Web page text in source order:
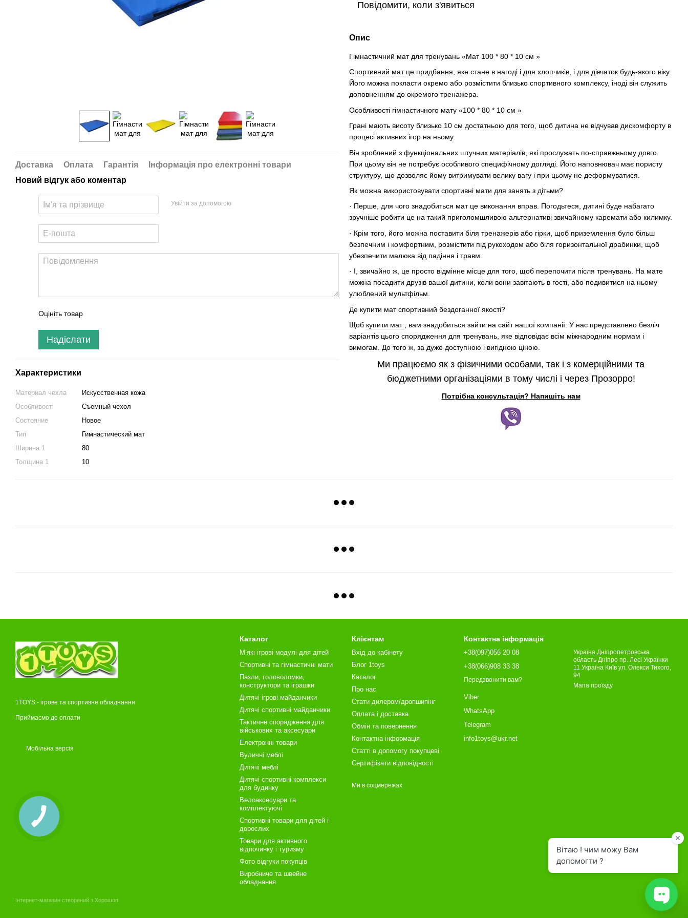
Доставка Оплата Гарантія
Інформація про електронні товари
Новий відгук або коментар
Увійти за допомогою
Оцініть товар
Надіслати
Характеристики
Материал чехла
Искусственная кожа
Особливості
Съемный чехол
Состояние
Новое
Тип
Гимнастический мат
Ширина 1
80
Толщина 1
10
Повідомити, коли з'явиться
Опис
Гімнастичний мат для тренувань «Мат 100 * 80 * 10 см »
Спортивний мат це придбання, яке стане в нагоді і для хлопчиків, і для дівчаток будь-якого віку.
Його можна покласти окремо або розмістити близько спортивного комплексу, іноді він служить
доповненням до окремого тренажера.
Особливості гімнастичного мату «100 * 80 * 10 см »
Грані мають висоту близько 10 см достатньою для того, щоб дитина не відчував дискомфорту в
процесі активних ігор на ньому.
Він зроблений з функціональних штучних матеріалів, які прослужать по-справжньому довго.
При цьому він не потребує особливого специфічному догляді. Його наповнювач має пористу
структуру, що дозволяє йому витримувати велику вагу і при цьому не деформуватися.
Як можна використовувати спортивні мати для занять з дітьми?
· Перше, для чого знадобиться мат це виконання вправ. Погодьтеся, дитині буде набагато
зручніше робити це на такий приголомшливою альтернативі звичайному каремати або килимку.
· Крім того, його можна поставити біля тренажерів або гірки, щоб приземлення було більш
безпечним і комфортним, розмістити під рукоходом або біля горизонтальної драбинки, щоб
убезпечити малюка від падіння і травм.
· І, звичайно ж, це просто відмінне місце для того, щоб перепочити після тренувань. На мате
можна посадити друзів вашої дитини, коли вони завітають в гості, або подивитися на ньому
улюблений мультфільм.
Де купити мат спортивний бездоганної якості?
Щоб купити мат
, вам знадобиться зайти на сайт нашої компанії. У нас представлено безліч
варіантів цього спорядження для тренувань, яке відповідає всім міжнародним нормам і
вимогам. До того ж, за дуже доступною і вигідною ціною.
Ми працюємо як з фізичними особами, так і з комерційними та
бюджетними організаціями в тому числі і через Прозорро!
Потрібна консультація? Напишіть нам
1TOYS - ігрове та спортивне обладнання
Приймаємо до оплати
Мобільна версія
Інтернет-магазин створений з Хорошоп
Каталог
М‘які ігрові модулі для дітей
Спортивні та гімнастичні мати
Пазли, головоломки,
конструктори та іграшки
Дитячі ігрові майданчики
Дитячі спортивні майданчики
Тактичне спорядження для
військових та аксесуари
Електронні товари
Вуличні меблі
Дитячі меблі
Дитячі спортивні комплекси
для будинку
Велоаксесуари та
комплектуючі
Спортивні товари для дітей і
дорослих
Товари для активного
відпочинку і туризму
Фото відгуки покупців
Виробниче та швейне
обладнання
Клієнтам
Вхід до кабінету
Блог 1toys
Каталог
Про нас
Стати дилером/дропшипінг
Оплата і доставка
Обмін та повернення
Контактна інформація
Статті в допомогу покупцеві
Сертифікати відповідності
Ми в соцмережах
Контактна інформація
+38(097)056 20 08
+38(066)908 33 38
Передзвонити вам?
Viber
WhatsApp
Telegram
info1toys@ukr.net
Україна Дніпропетровська
область Дніпро пр. Лесі Українки
11 Україна Київ ул. Олекси Тихого,
94
Мапа проїзду